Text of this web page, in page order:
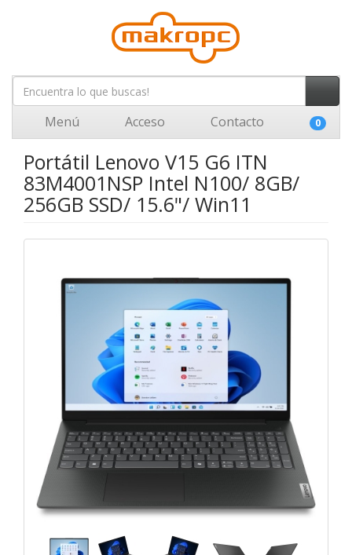
Menú Acceso Contacto 0
Portátil Lenovo V15 G6 ITN
83M4001NSP Intel N100/ 8GB/
256GB SSD/ 15.6"/ Win11